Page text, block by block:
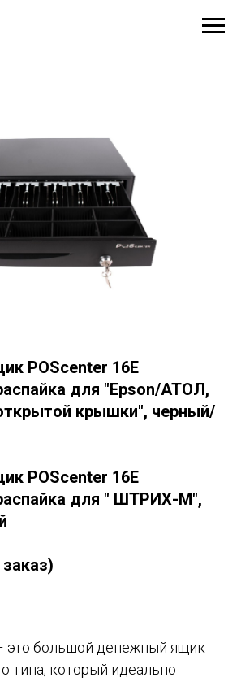
POScenter 16E
для "Epson/АТОЛ,
крышки", черный/
POScenter 16E
для " ШТРИХ-М",
это большой денежный ящик
типа, который идеально